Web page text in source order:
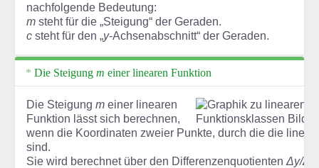
nachfolgende Bedeutung:
m steht für die „Steigung“ der Geraden.
c steht für den „y-Achsenabschnitt“ der Geraden.
Die Steigung m einer linearen Funktion
Die Steigung m einer linearen
Funktion lässt sich berechnen,
wenn die Koordinaten zweier Punkte, durch die die
sind.
Sie wird berechnet über den Differenzenquotienten Δy/Δx